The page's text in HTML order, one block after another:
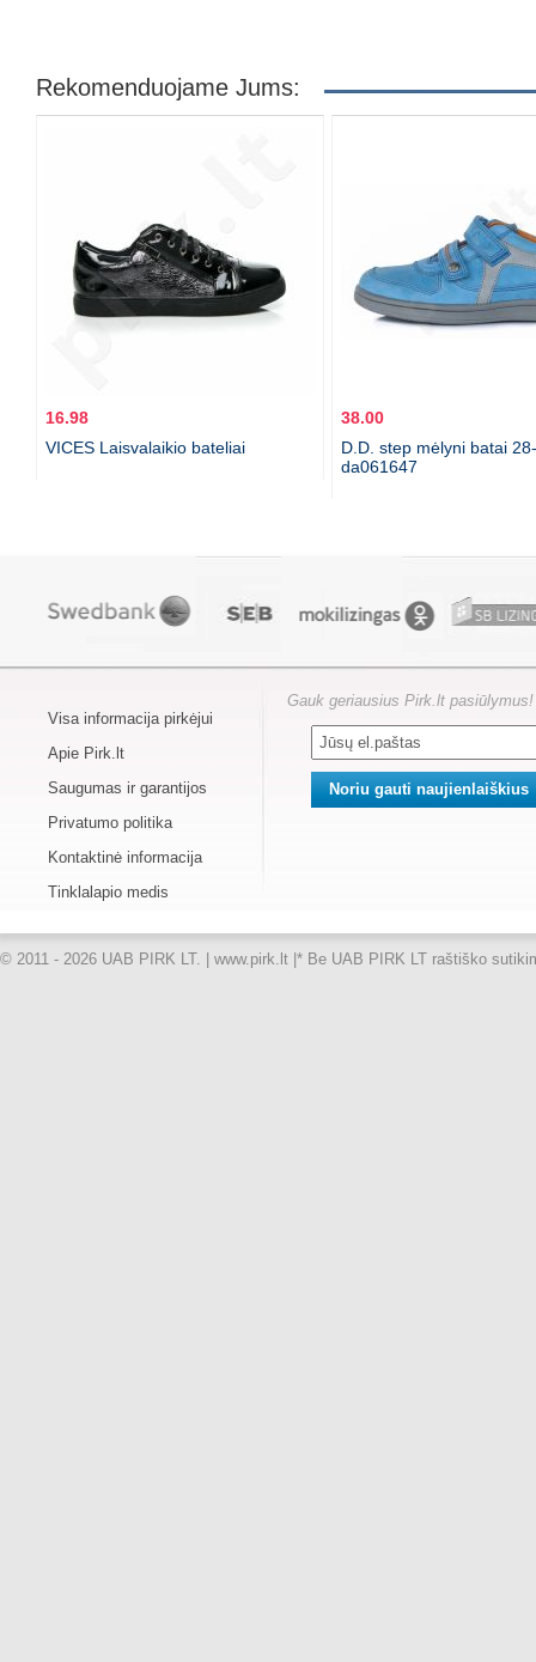
Rekomenduojame Jums:
16.98
VICES Laisvalaikio bateliai
38.00
D.D. step mėlyni batai
da061647
Visa informacija pirkėjui
Apie Pirk.lt
Saugumas ir garantijos
Privatumo politika
Kontaktinė informacija
Tinklalapio medis
Gauk geriausius Pirk.lt pasiūlymus!
© 2011 - 2026 UAB PIRK LT. | www.pirk.lt | * Be UAB PIRK LT raštiško